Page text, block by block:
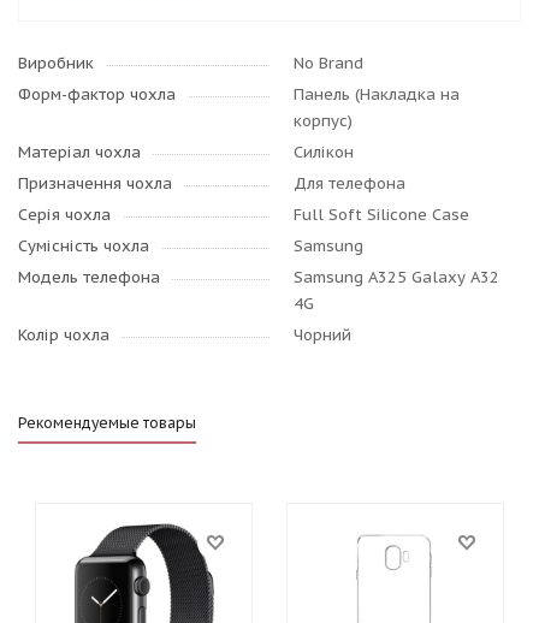
Виробник
No Brand
Форм-фактор чохла
Панель (Накладка на
корпус)
Матеріал чохла
Силікон
Призначення чохла
Для телефона
Серія чохла
Full Soft Silicone Case
Сумісність чохла
Samsung
Модель телефона
Samsung A325 Galaxy A32
4G
Колір чохла
Чорний
Рекомендуемые товары